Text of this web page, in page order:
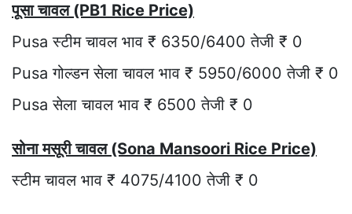
पूसा चावल (PB1 Rice Price)
Pusa स्टीम चावल भाव ₹ 6350/6400 तेजी ₹ 0
Pusa गोल्डन सेला चावल भाव ₹ 5950/6000 तेजी ₹ 0
Pusa सेला चावल भाव ₹ 6500 तेजी ₹ 0
सोना मसूरी चावल (Sona Mansoori Rice Price)
स्टीम चावल भाव ₹ 4075/4100 तेजी ₹ 0